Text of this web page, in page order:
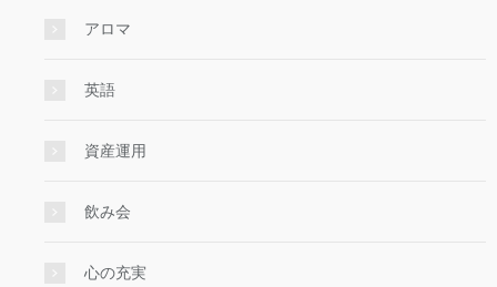
アロマ
英語
資産運用
飲み会
心の充実